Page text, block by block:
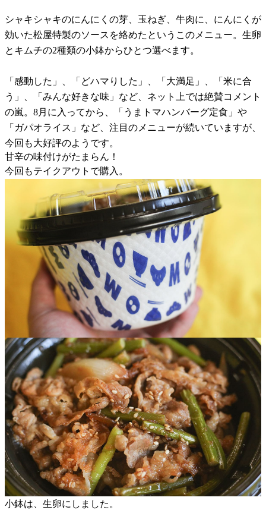
シャキシャキのにんにくの芽、玉ねぎ、牛肉に、にんにくが
効いた松屋特製のソースを絡めたというこのメニュー。生卵
とキムチの2種類の小鉢からひとつ選べます。
「感動した」、「どハマりした」、「大満足」、「米に合
う」、「みんな好きな味」など、ネット上では絶賛コメント
の嵐。8月に入ってから、「うまトマハンバーグ定食」や
「ガパオライス」など、注目のメニューが続いていますが、
今回も大好評のようです。
甘辛の味付けがたまらん！
今回もテイクアウトで購入。
小鉢は、生卵にしました。